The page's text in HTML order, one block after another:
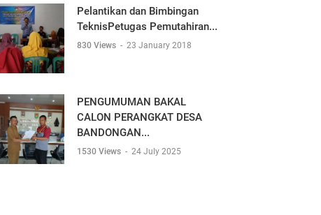
Pelantikan dan Bimbingan
TeknisPetugas Pemutahiran...
830 Views - 23 January 2018
PENGUMUMAN BAKAL
CALON PERANGKAT DESA
BANDONGAN...
1530 Views - 24 July 2025